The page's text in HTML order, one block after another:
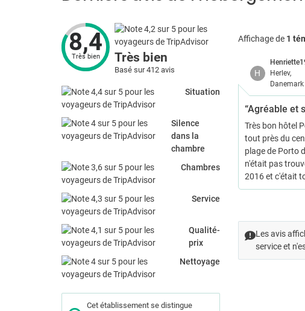
8,4
Très bien Très bien
Basé sur 412 avis
Situation
Silence
dans la
chambre
Chambres
Service
Qualité-
prix
Nettoyage
Cet établissement se distingue
Affichage de 1
H
Herlev,
Danemark
“Agréable et
Très bon hôtel
tout près du
plage de Porto
n'était pas
2016 et c'était
Les avis
service et